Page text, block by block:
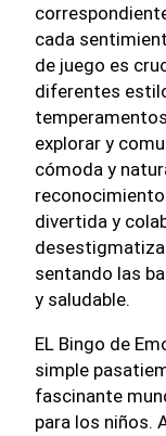
cada
de juego es
diferentes
explorar y
cómoda y
divertida y
sentando las
y saludable.
EL Bingo de
simple
fascinante
para los niños.